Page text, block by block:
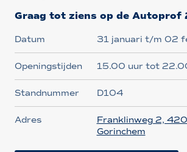
Graag tot ziens op de Autoprof
Datum 31 januari t/m 02
Openingstijden 15.00 uur tot
Standnummer D104
Adres
Franklinweg 2,
Gorinchem